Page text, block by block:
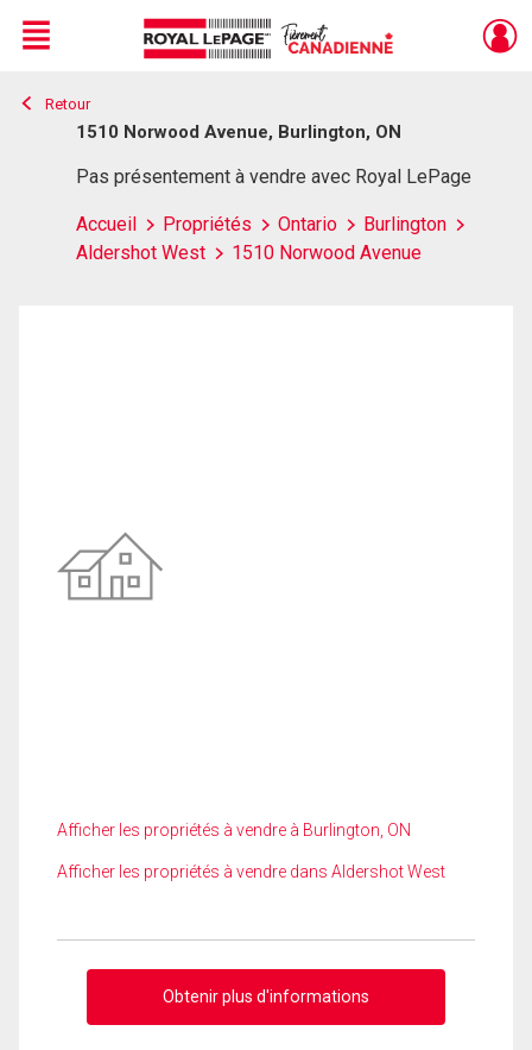
Live
En Direct
Menu
Retour
1510 Norwood Avenue, Burlington, ON
Pas présentement à vendre avec Royal LePage
Accueil Propriétés Ontario
Burlington
Aldershot West
1510 Norwood Avenue
Afficher les propriétés à vendre à Burlington, ON
Afficher les propriétés à vendre dans Aldershot West
Obtenir plus d'informations